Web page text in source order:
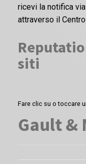
ricevi la notifica
attraverso il
siti
Fare clic su o toccare
Gault &